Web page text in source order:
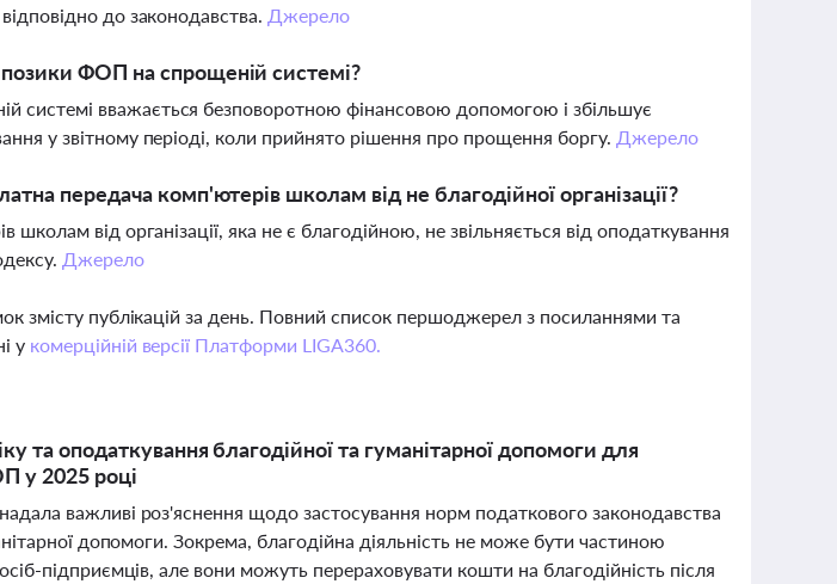
до законодавства. Джерело
ФОП на спрощеній системі?
вважається безповоротною фінансовою допомогою і збільшує
у звітному періоді, коли прийнято рішення про прощення боргу. Джерело
передача комп'ютерів школам від не благодійної організації?
школам від організації, яка не є благодійною, не звільняється від оподаткування
Джерело
змісту публікацій за день. Повний список першоджерел з посиланнями та
у комерційній версії Платформи LIGA360.
та оподаткування благодійної та гуманітарної допомоги для
у 2025 році
важливі роз'яснення щодо застосування норм податкового законодавства
допомоги. Зокрема, благодійна діяльність не може бути частиною
підприємців, але вони можуть перераховувати кошти на благодійність після